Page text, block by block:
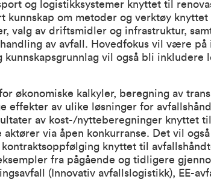
og logistikksystemer knyttet til
kunnskap om metoder og verktøy
valg av driftsmidler og infrastruktur,
av avfall. Hovedfokus vil være på
kunnskapsgrunnlag vil også bli inkludere
økonomiske kalkyler, beregning av
effekter av ulike løsninger for
av kost-/nytteberegninger knyttet
via åpen konkurranse. Det vil
knyttet til
fra pågående og tidligere
(Innovativ avfallslogistikk), EE-